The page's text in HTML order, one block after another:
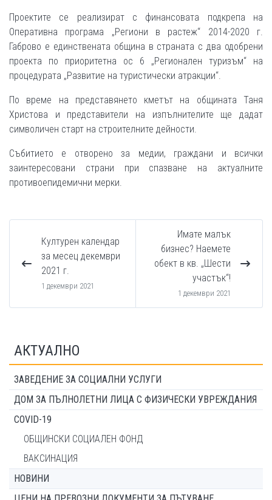
Проектите се реализират с финансовата подкрепа на
Оперативна програма „Региони в растеж“ 2014-2020 г.
Габрово е единствената община в страната с два одобрени
проекта по приоритетна ос 6 „Регионален туризъм“ на
процедурата „Развитие на туристически атракции“.
По време на представянето кметът на общината Таня
Христова и представители на изпълнителите ще дадат
символичен старт на строителните дейности.
Събитието е отворено за медии, граждани и всички
заинтересовани страни при спазване на актуалните
противоепидемични мерки.
Културен календар
за месец декември
2021 г.
1 декември 2021
Имате малък
бизнес? Наемете
обект в кв. „Шести
участък“!
1 декември 2021
АКТУАЛНО
ЗАВЕДЕНИЕ ЗА СОЦИАЛНИ УСЛУГИ
ДОМ ЗА ПЪЛНОЛЕТНИ ЛИЦА С ФИЗИЧЕСКИ УВРЕЖДАНИЯ
COVID-19
ОБЩИНСКИ СОЦИАЛЕН ФОНД
ВАКСИНАЦИЯ
НОВИНИ